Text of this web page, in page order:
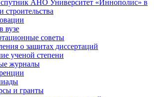
АНО Университет «Иннополис» в
строительства
вузе
советы
о защитах диссертаций
ученой степени
журналы
и гранты